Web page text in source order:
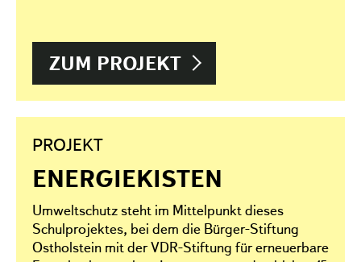
ZUM PROJEKT
PROJEKT
ENERGIEKISTEN
Umweltschutz steht im Mittelpunkt dieses
Schulprojektes, bei dem die Bürger-Stiftung
Ostholstein mit der VDR-Stiftung für erneuerbare